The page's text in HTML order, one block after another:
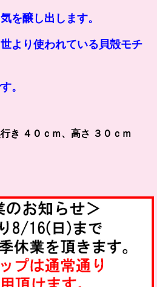
を醸し出します。
より使われている貝殻モチ
。
き ４０ｃｍ、高さ ３０ｃｍ